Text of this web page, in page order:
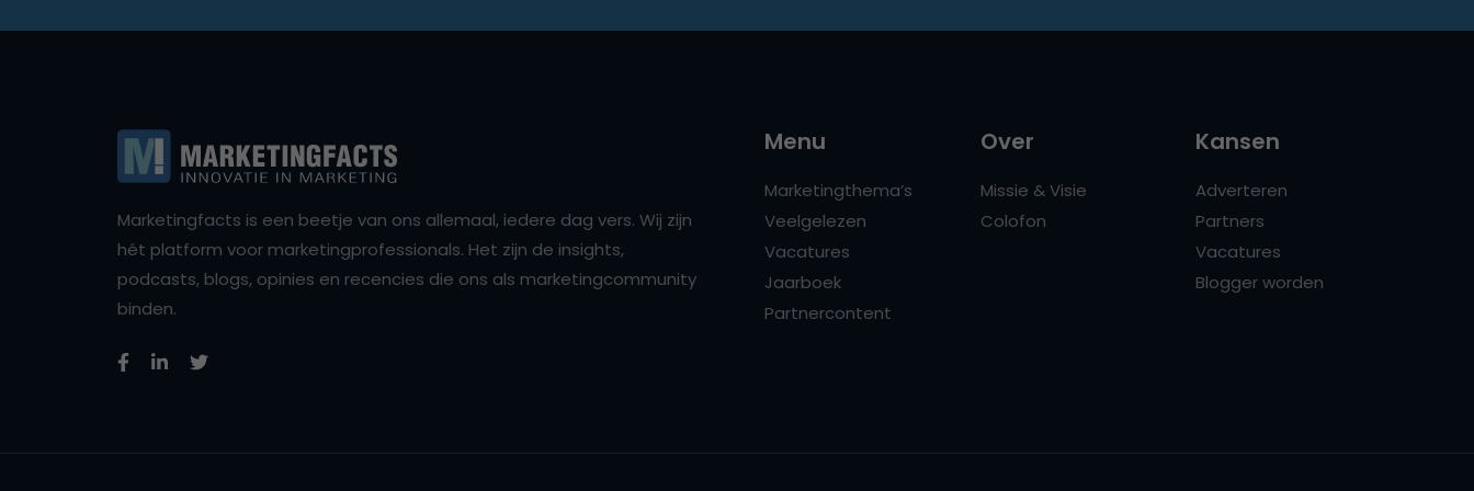
Marketingfacts is een beetje van ons allemaal, iedere dag vers. Wij zijn
hét platform voor marketingprofessionals. Het zijn de insights,
podcasts, blogs, opinies en recencies die ons als marketingcommunity
binden.
Menu
Marketingthema’s
Veelgelezen
Vacatures
Jaarboek
Partnercontent
Over
Missie & Visie
Colofon
Kansen
Adverteren
Partners
Vacatures
Blogger worden